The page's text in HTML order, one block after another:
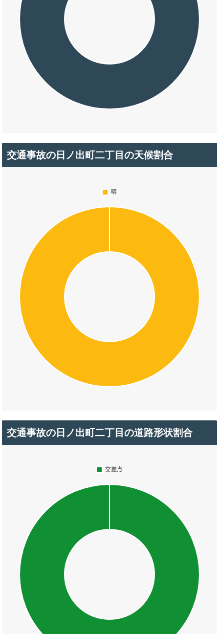
交通事故の日ノ出町二丁目の天候割合
交通事故の日ノ出町二丁目の道路形状割合